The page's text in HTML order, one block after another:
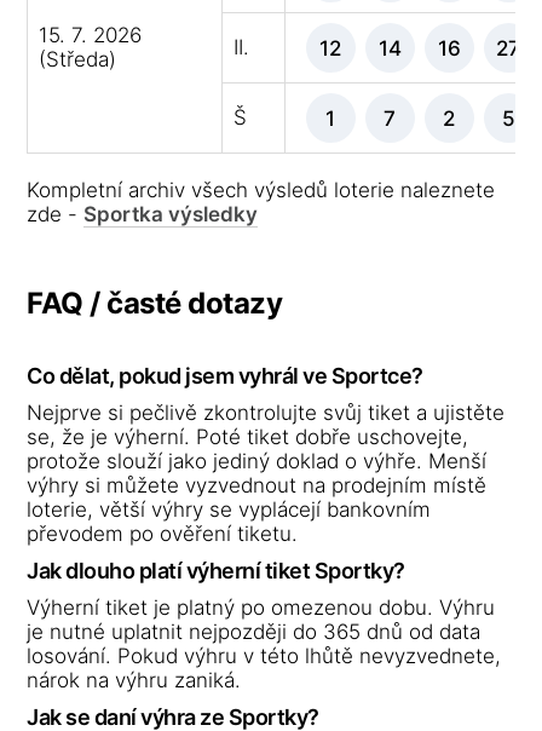
15. 7. 2026
(Středa)
II. 12 14 16 27
Š 1 7 2 5
Kompletní archiv všech výsledů loterie naleznete
zde - Sportka výsledky
FAQ / časté dotazy
Co dělat, pokud jsem vyhrál ve Sportce?
Nejprve si pečlivě zkontrolujte svůj tiket a ujistěte
se, že je výherní. Poté tiket dobře uschovejte,
protože slouží jako jediný doklad o výhře. Menší
výhry si můžete vyzvednout na prodejním místě
loterie, větší výhry se vyplácejí bankovním
převodem po ověření tiketu.
Jak dlouho platí výherní tiket Sportky?
Výherní tiket je platný po omezenou dobu. Výhru
je nutné uplatnit nejpozději do 365 dnů od data
losování. Pokud výhru v této lhůtě nevyzvednete,
nárok na výhru zaniká.
Jak se daní výhra ze Sportky?